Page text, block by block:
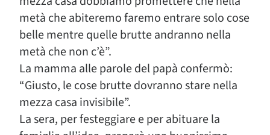
metà che abiteremo faremo entrare solo cose
belle mentre quelle brutte andranno nella
metà che non c’è”.
La mamma alle parole del papà confermò:
“Giusto, le cose brutte dovranno stare nella
mezza casa invisibile”.
La sera, per festeggiare e per abituare la